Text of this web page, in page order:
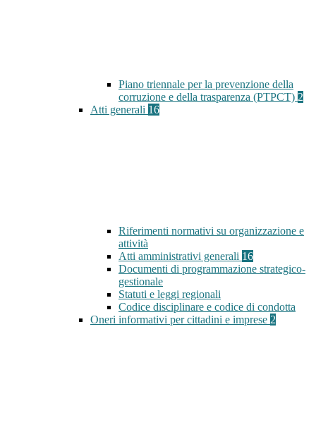
Piano triennale per la prevenzione della
corruzione e della trasparenza (PTPCT) 2
Atti generali 16
Riferimenti normativi su organizzazione e
attività
Atti amministrativi generali 16
Documenti di programmazione strategico-
gestionale
Statuti e leggi regionali
Codice disciplinare e codice di condotta
Oneri informativi per cittadini e imprese 2